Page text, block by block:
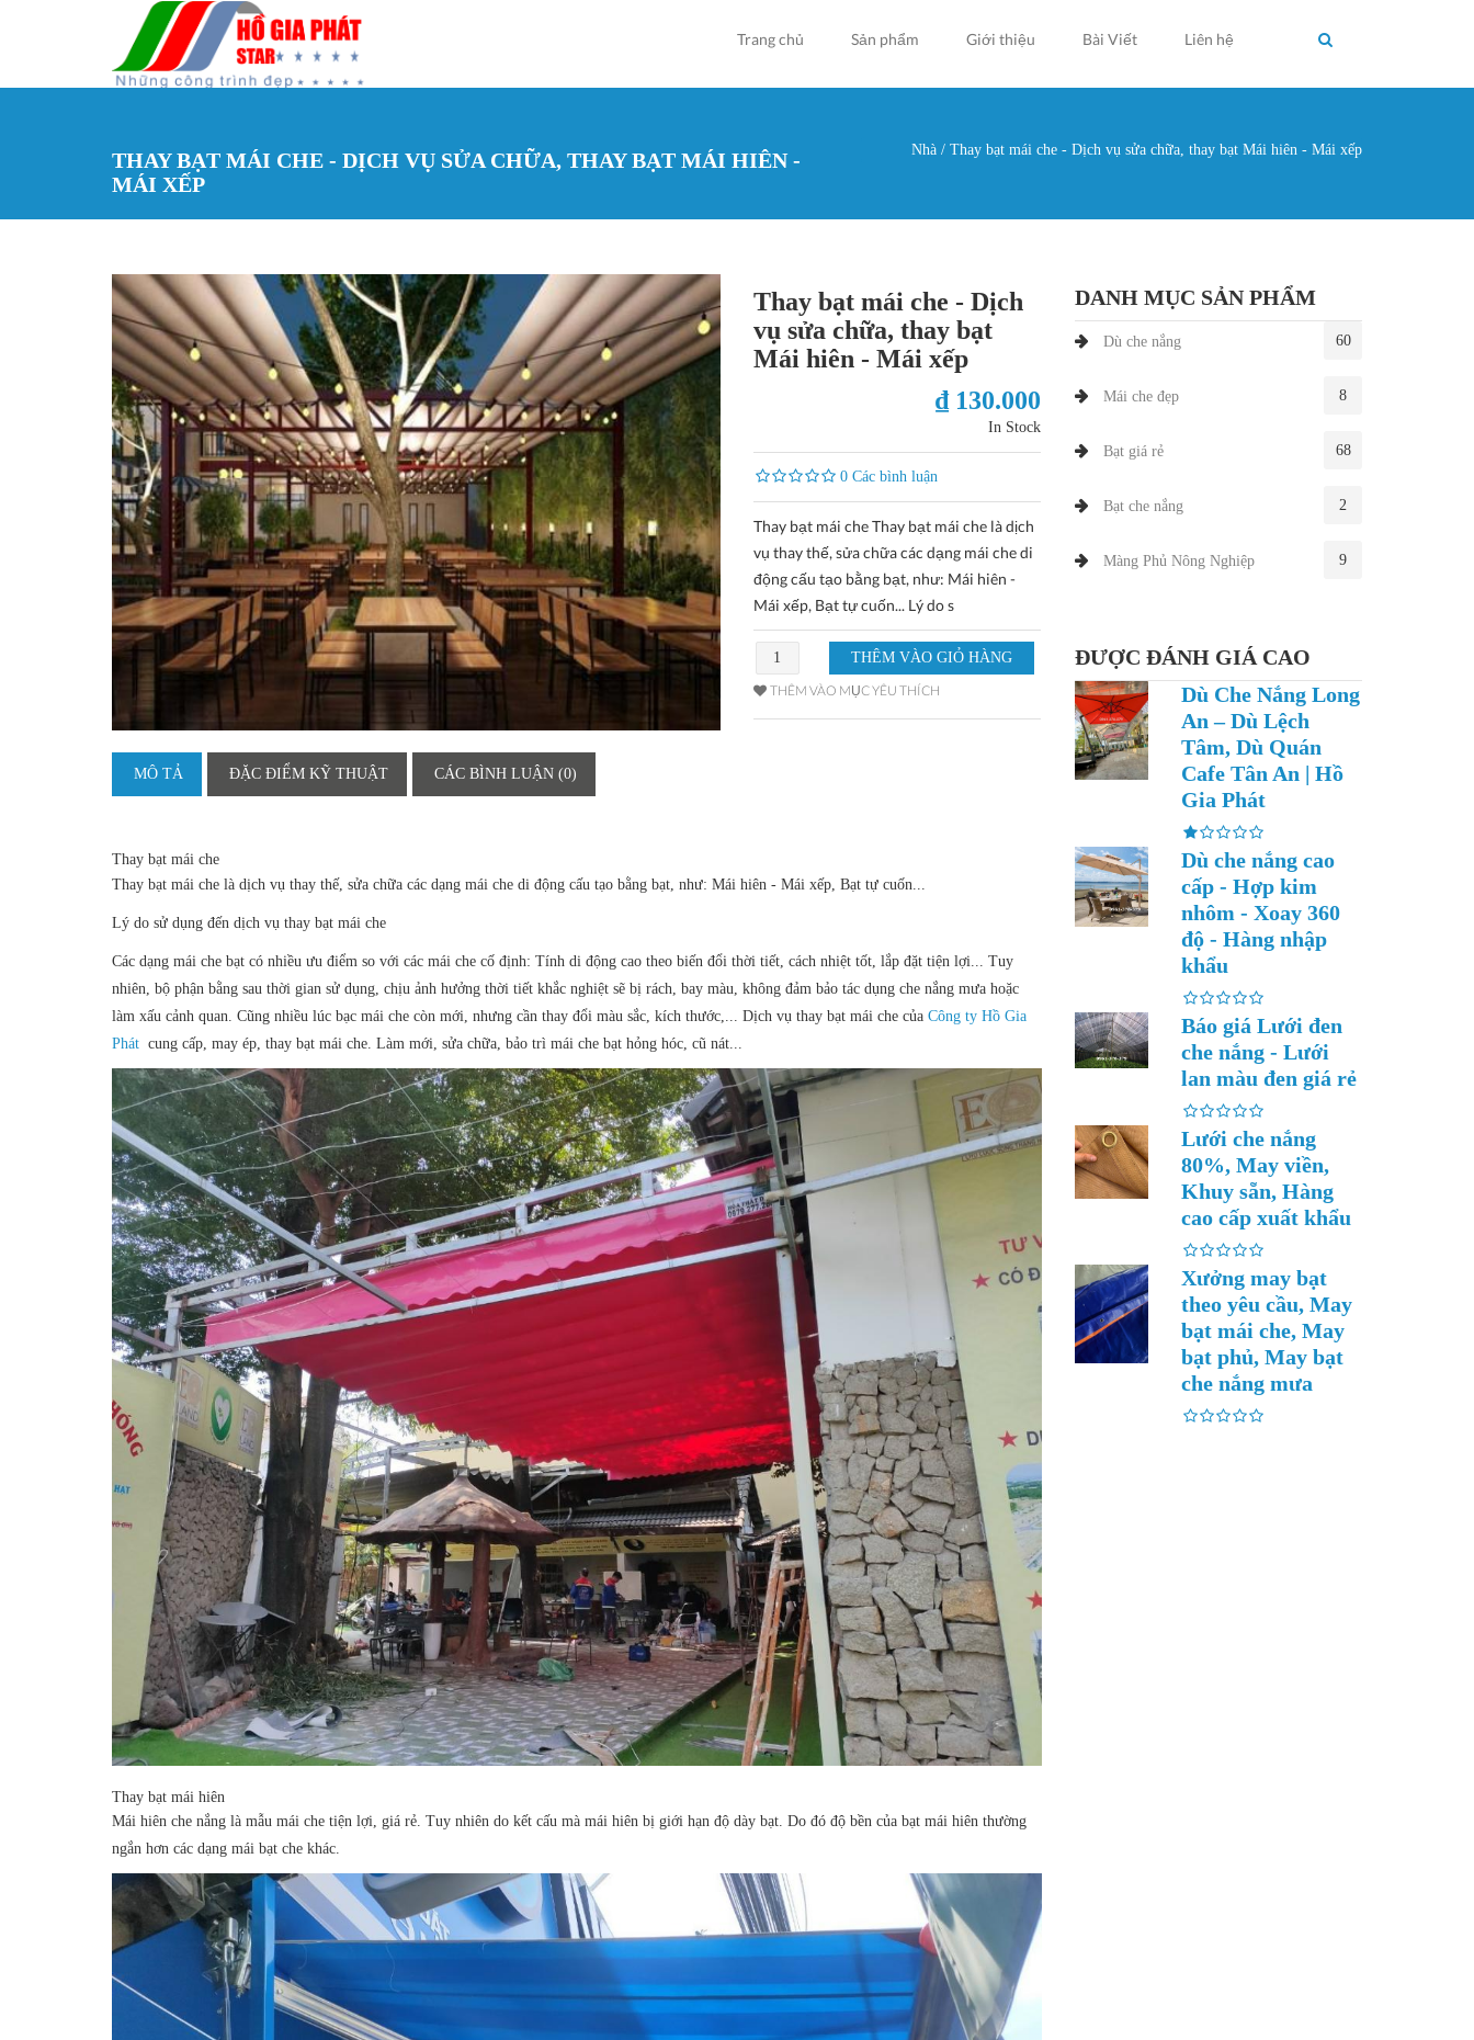
Trang chủ Sản phẩm Giới thiệu Bài Viết Liên hệ
THAY BẠT MÁI CHE - DỊCH VỤ SỬA CHỮA, THAY BẠT MÁI HIÊN -
MÁI XẾP
Nhà / Thay bạt mái che - Dịch vụ sửa chữa, thay bạt Mái hiên - Mái xếp
Thay bạt mái che - Dịch
vụ sửa chữa, thay bạt
Mái hiên - Mái xếp
₫ 130.000
In Stock
0 Các bình luận
Thay bạt mái che Thay bạt mái che là dịch
vụ thay thế, sửa chữa các dạng mái che di
động cấu tạo bằng bạt, như: Mái hiên -
Mái xếp, Bạt tự cuốn... Lý do s
THÊM VÀO MỤC YÊU THÍCH
MÔ TẢ ĐẶC ĐIỂM KỸ THUẬT CÁC BÌNH LUẬN (0)
Thay bạt mái che
Thay bạt mái che là dịch vụ thay thế, sửa chữa các dạng mái che di động cấu tạo bằng bạt, như: Mái hiên - Mái xếp, Bạt tự cuốn...
Lý do sử dụng đến dịch vụ thay bạt mái che
Các dạng mái che bạt có nhiều ưu điểm so với các mái che cố định: Tính di động cao theo biến đổi thời tiết, cách nhiệt tốt, lắp đặt tiện lợi... Tuy
nhiên, bộ phận bằng sau thời gian sử dụng, chịu ảnh hưởng thời tiết khắc nghiệt sẽ bị rách, bay màu, không đảm bảo tác dụng che nắng mưa hoặc
làm xấu cảnh quan. Cũng nhiều lúc bạc mái che còn mới, nhưng cần thay đổi màu sắc, kích thước,... Dịch vụ thay bạt mái che của Công ty Hồ Gia
Phát cung cấp, may ép, thay bạt mái che. Làm mới, sửa chữa, bảo trì mái che bạt hỏng hóc, cũ nát...
Thay bạt mái hiên
Mái hiên che nắng là mẫu mái che tiện lợi, giá rẻ. Tuy nhiên do kết cấu mà mái hiên bị giới hạn độ dày bạt. Do đó độ bền của bạt mái hiên thường
ngắn hơn các dạng mái bạt che khác.
DANH MỤC SẢN PHẨM
Dù che nắng 60
Mái che đẹp 8
Bạt giá rẻ 68
Bạt che nắng 2
Màng Phủ Nông Nghiệp 9
ĐƯỢC ĐÁNH GIÁ CAO
Dù Che Nắng Long
An – Dù Lệch
Tâm, Dù Quán
Cafe Tân An | Hồ
Gia Phát
Dù che nắng cao
cấp - Hợp kim
nhôm - Xoay 360
độ - Hàng nhập
khẩu
Báo giá Lưới đen
che nắng - Lưới
lan màu đen giá rẻ
Lưới che nắng
80%, May viền,
Khuy sẵn, Hàng
cao cấp xuất khẩu
Xưởng may bạt
theo yêu cầu, May
bạt mái che, May
bạt phủ, May bạt
che nắng mưa